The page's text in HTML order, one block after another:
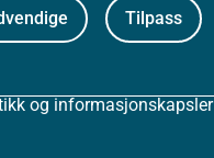
Tilpass
(uustatus.no)
og informasjonskapsler